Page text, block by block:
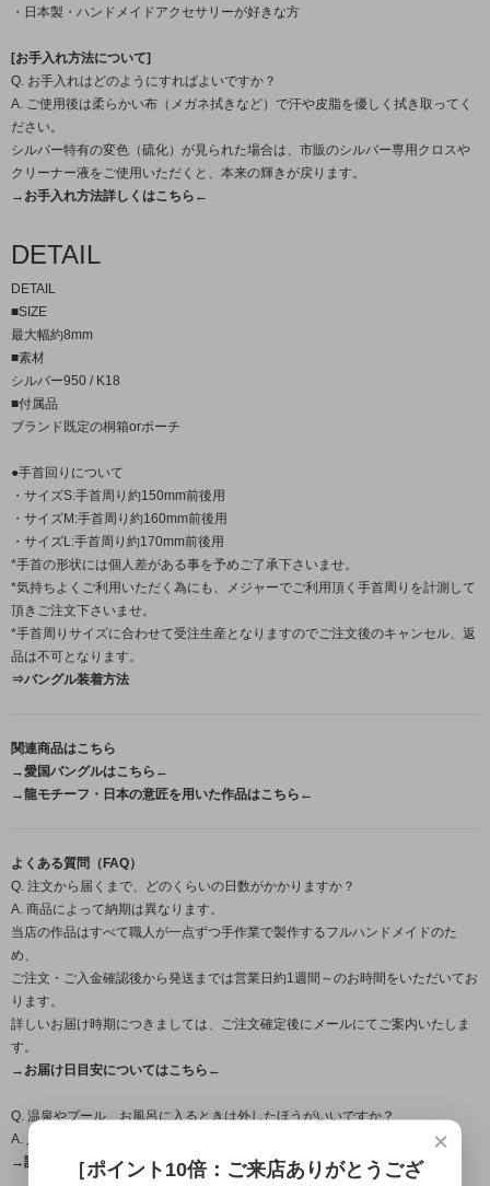
・日本製・ハンドメイドアクセサリーが好きな方
[お手入れ方法について]
Q. お手入れはどのようにすればよいですか？
A. ご使用後は柔らかい布（メガネ拭きなど）で汗や皮脂を優しく拭き取ってく
ださい。
シルバー特有の変色（硫化）が見られた場合は、市販のシルバー専用クロスや
クリーナー液をご使用いただくと、本来の輝きが戻ります。
→お手入れ方法詳しくはこちら←
DETAIL
DETAIL
■SIZE
最大幅約8mm
■素材
シルバー950 / K18
■付属品
ブランド既定の桐箱orポーチ
●手首回りについて
・サイズS:手首周り約150mm前後用
・サイズM:手首周り約160mm前後用
・サイズL:手首周り約170mm前後用
*手首の形状には個人差がある事を予めご了承下さいませ。
*気持ちよくご利用いただく為にも、メジャーでご利用頂く手首周りを計測して
頂きご注文下さいませ。
*手首周りサイズに合わせて受注生産となりますのでご注文後のキャンセル、返
品は不可となります。
⇒バングル装着方法
関連商品はこちら
→愛国バングルはこちら←
→龍モチーフ・日本の意匠を用いた作品はこちら←
よくある質問（FAQ）
Q. 注文から届くまで、どのくらいの日数がかかりますか？
A. 商品によって納期は異なります。
当店の作品はすべて職人が一点ずつ手作業で製作するフルハンドメイドのた
め、
ご注文・ご入金確認後から発送までは営業日約1週間～のお時間をいただいてお
ります。
詳しいお届け時期につきましては、ご注文確定後にメールにてご案内いたしま
す。
→お届け日目安についてはこちら←
Q. 温泉やプール、お風呂に入るときは外したほうがいいですか？
A. 入浴時の着用は避けて頂くことをおすすめします。
→詳しくはこちら（FAQ）←
×
［ポイント10倍：ご来店ありがとうござ